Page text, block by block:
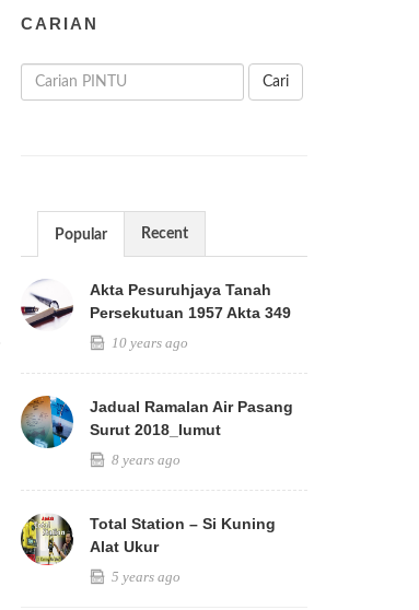
CARIAN
Cari
Popular Recent
Akta Pesuruhjaya Tanah
Persekutuan 1957 Akta 349
10 years ago
Jadual Ramalan Air Pasang
Surut 2018_lumut
8 years ago
Total Station – Si Kuning
Alat Ukur
5 years ago